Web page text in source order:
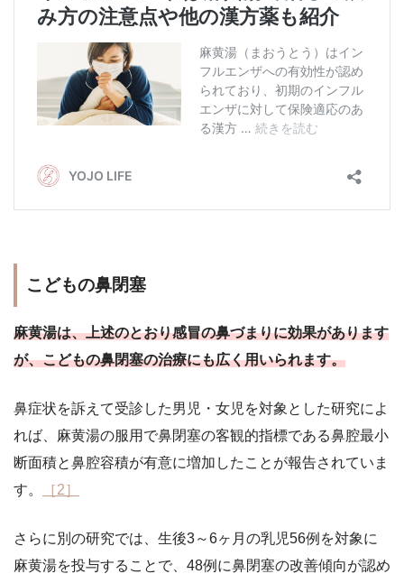
こどもの鼻閉塞
麻黄湯は、上述のとおり感冒の鼻づまりに効果があります
が、こどもの鼻閉塞の治療にも広く用いられます。
鼻症状を訴えて受診した男児・女児を対象とした研究によ
れば、麻黄湯の服用で鼻閉塞の客観的指標である鼻腔最小
断面積と鼻腔容積が有意に増加したことが報告されていま
す。
［2］
さらに別の研究では、生後3～6ヶ月の乳児56例を対象に
麻黄湯を投与することで、48例に鼻閉塞の改善傾向が認め